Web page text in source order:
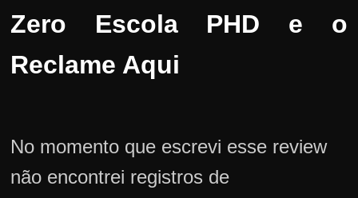
Zero Escola PHD e o
Reclame Aqui
No momento que escrevi esse review
não encontrei registros de